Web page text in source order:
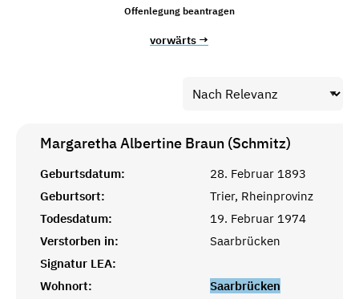
Offenlegung beantragen
vorwärts →
Margaretha Albertine Braun (Schmitz)
Geburtsdatum:
28. Februar 1893
Geburtsort:
Trier, Rheinprovinz
Todesdatum:
19. Februar 1974
Verstorben in:
Saarbrücken
Signatur LEA:
Wohnort:
Saarbrücken